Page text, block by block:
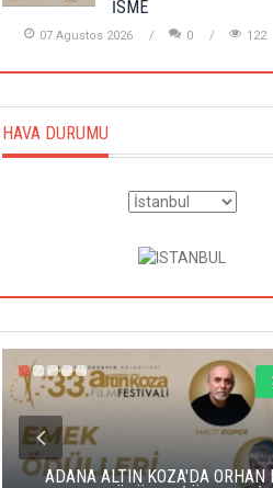
İSME
07 Agustos 2026 0 122
HAVA DURUMU
ADANA ALTIN KOZA'DA ORHAN